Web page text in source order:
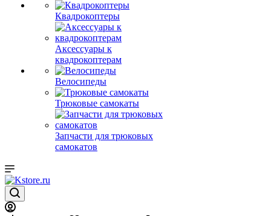
Квадрокоптеры
Аксессуары к
квадрокоптерам
Велосипеды
Трюковые самокаты
Запчасти для трюковых
самокатов